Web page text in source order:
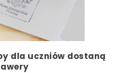
dla uczniów dostaną